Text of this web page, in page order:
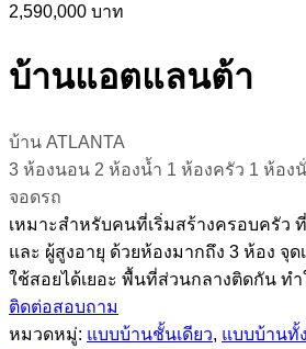
2,590,000
บ้านแอตแลนต้า
บ้าน ATLANTA
3 ห้องนอน 2 ห้องน้ำ 1 ห้องครัว 1 ห้อง
จอดรถ
เหมาะสำหรับคนที่เริ่มสร้างครอบครัว
และ ผู้สูงอายุ ด้วยห้องมากถึง 3 ห้อง จุ
ใช้สอยได้เยอะ พื้นที่ส่วนกลางติดกัน ท
ติดต่อสอบถาม
หมวดหมู่: แบบบ้านชั้นเดียว, แบบบ้านทั้